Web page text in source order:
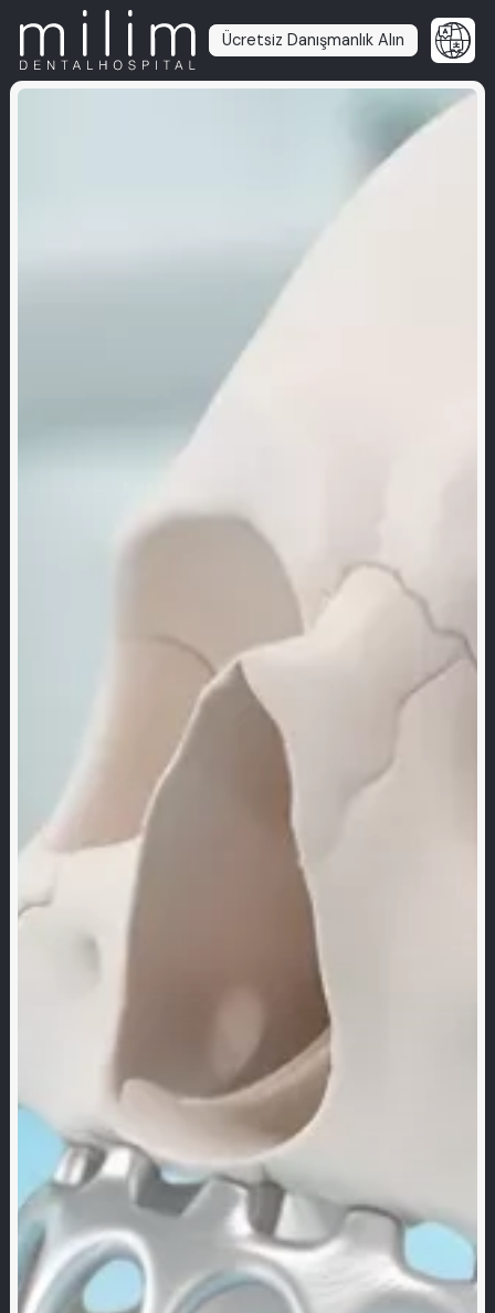
Ücretsiz Danışmanlık Alın